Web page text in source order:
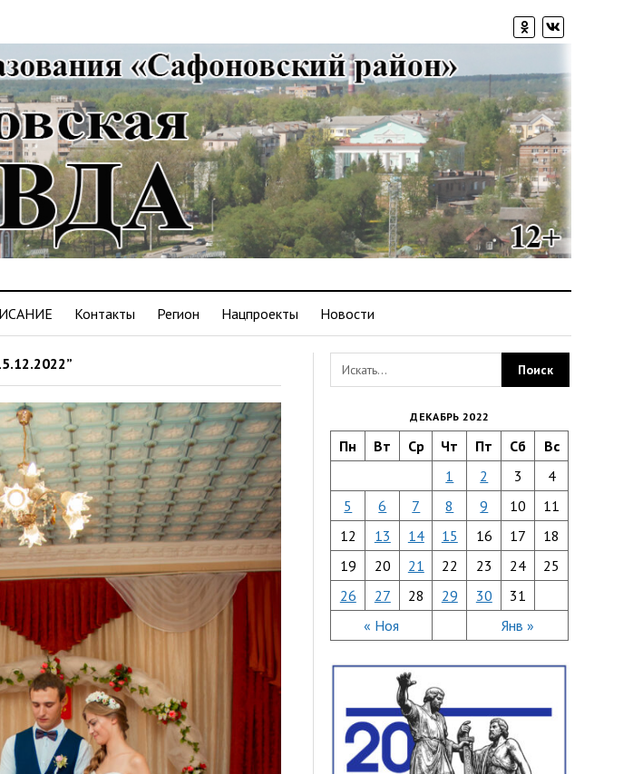
Контакты Регион Нацпроекты Новости
ДЕКАБРЬ 2022
Пн Вт Ср Чт Пт Сб Вс
« Ноя Янв »
1 2 3
4
5
6 7 8 9 10
11
12
13 14 15 16 17
18
19
20 21 22 23 24
25
26
27 28 29 30 31